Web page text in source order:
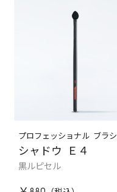
プロフェッショナル ブラシ
シャドウ Ｅ４
黒ルピセル